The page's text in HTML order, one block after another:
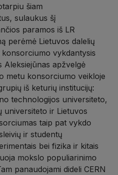
šiam
sulaukus šį
paramos iš LR
perėmė Lietuvos dalelių
vykdantysis
apžvelgė
metu konsorciumo veikloje
iš keturių institucijų:
technologijos universiteto,
universiteto ir Lietuvos
taip pat vykdo
ir studentų
bei fizika ir kitais
mokslo populiarinimo
panaudojami dideli CERN